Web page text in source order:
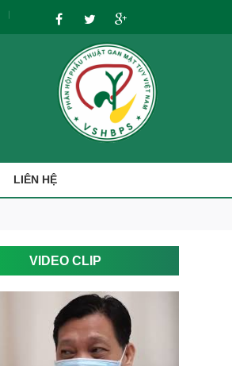
LIÊN HỆ
VIDEO CLIP